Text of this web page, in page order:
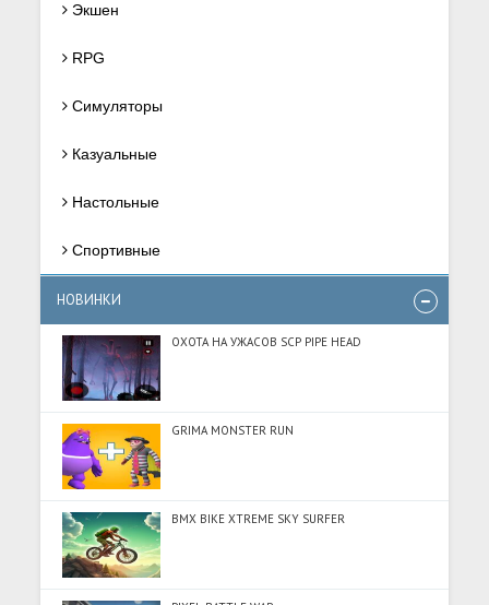
Экшен
RPG
Симуляторы
Казуальные
Настольные
Спортивные
НОВИНКИ
ОХОТА НА УЖАСОВ SCP PIPE HEAD
GRIMA MONSTER RUN
BMX BIKE XTREME SKY SURFER